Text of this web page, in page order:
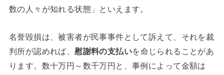
数の人々が知れる状態」といえます。
名誉毀損は、被害者が民事事件として訴えて、それを裁
判所が認めれば、慰謝料の支払いを命じられることがあ
ります。数十万円～数千万円と、事例によって金額は